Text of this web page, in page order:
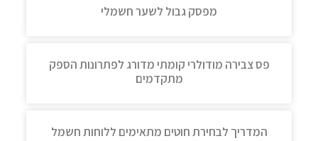
מפסק גבול לשער חשמלי
פס צבירה מודולרי קומתי מדורג לפתרונות הספק
מתקדמים
המדריך לבחירת חוטים מתאימים ללוחות חשמל